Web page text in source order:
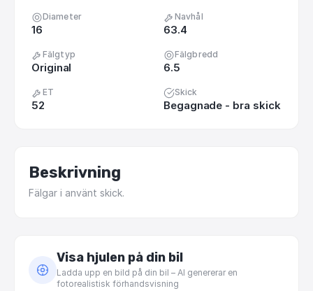
Diameter
16
Navhål
63.4
Fälgtyp
Original
Fälgbredd
6.5
ET
52
Skick
Begagnade - bra skick
Beskrivning
Fälgar i använt skick.
Visa hjulen på din bil
Ladda upp en bild på din bil – AI genererar en
fotorealistisk förhandsvisning